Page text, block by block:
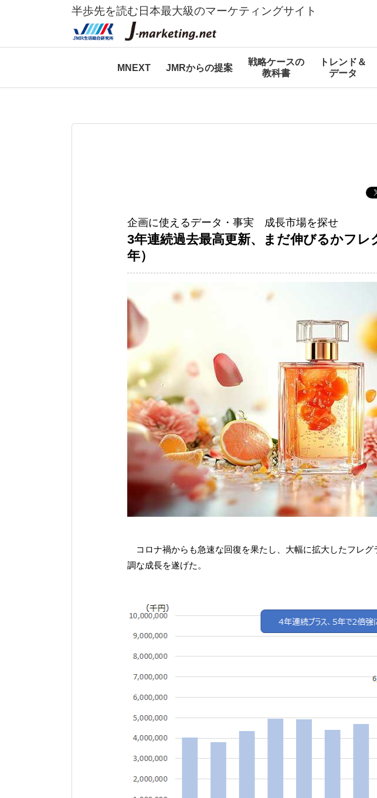
半歩先を読む日本最大級のマーケティングサイト
MNEXT JMRからの提案
戦略ケースの
教科書
トレンド＆
データ
企画に使えるデータ・事実 成長市場を探せ
3年連続過去最高更新、まだ伸びるかフレ
年）
コロナ禍からも急速な回復を果たし、大幅に拡大したフレグ
調な成長を遂げた。